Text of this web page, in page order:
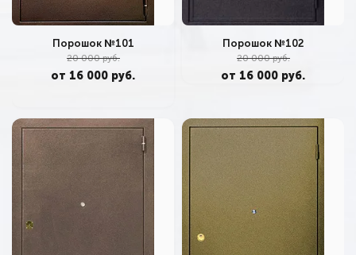
Порошок №101
20 000 руб.
от 16 000 руб.
Порошок №102
20 000 руб.
от 16 000 руб.